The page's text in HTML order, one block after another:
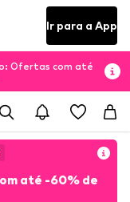
Ir para a App
Ofertas com até
até -60% de